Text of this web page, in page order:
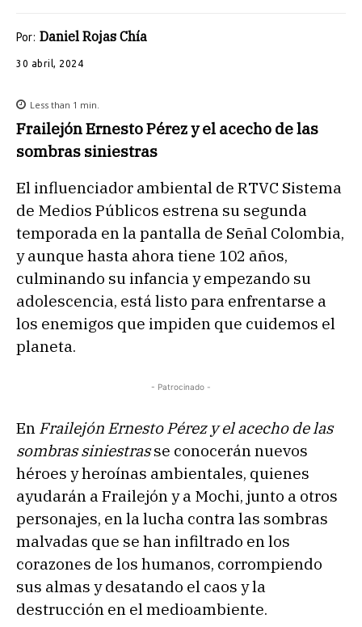
Por: Daniel Rojas Chía
30 abril, 2024
Less than 1 min.
Frailejón Ernesto Pérez y el acecho de las
sombras siniestras
El influenciador ambiental de RTVC Sistema
de Medios Públicos estrena su segunda
temporada en la pantalla de Señal Colombia,
y aunque hasta ahora tiene 102 años,
culminando su infancia y empezando su
adolescencia, está listo para enfrentarse a
los enemigos que impiden que cuidemos el
planeta.
- Patrocinado -
En Frailejón Ernesto Pérez y el acecho de las
sombras siniestrasse conocerán nuevos
héroes y heroínas ambientales, quienes
ayudarán a Frailejón y a Mochi, junto a otros
personajes, en la lucha contra las sombras
malvadas que se han infiltrado en los
corazones de los humanos, corrompiendo
sus almas y desatando el caos y la
destrucción en el medioambiente.